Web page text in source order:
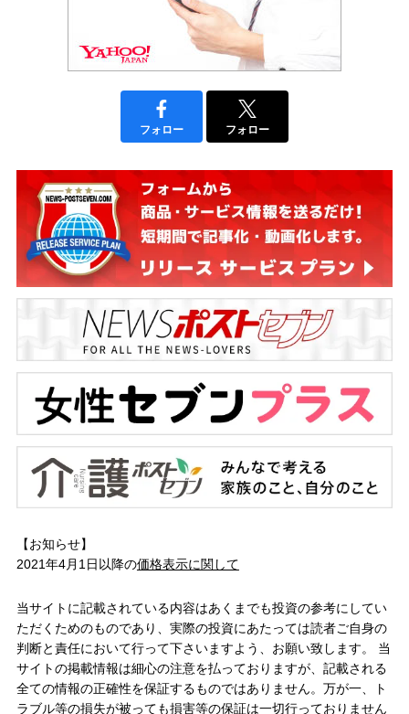
フォロー フォロー
【お知らせ】
2021年4月1日以降の価格表示に関して
当サイトに記載されている内容はあくまでも投資の参考にしてい
ただくためのものであり、実際の投資にあたっては読者ご自身の
判断と責任において行って下さいますよう、お願い致します。 当
サイトの掲載情報は細心の注意を払っておりますが、記載される
全ての情報の正確性を保証するものではありません。万が一、ト
ラブル等の損失が被っても損害等の保証は一切行っておりません